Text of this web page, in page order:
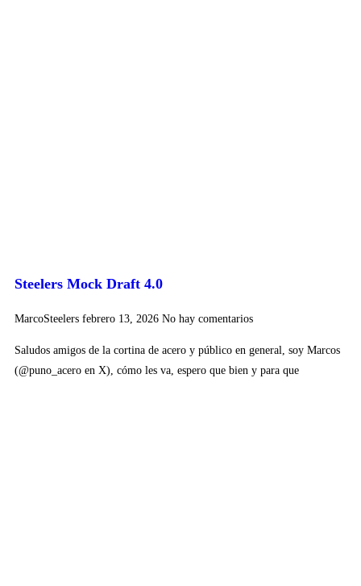
Steelers Mock Draft 4.0
MarcoSteelers febrero 13, 2026 No hay comentarios
Saludos amigos de la cortina de acero y público en general, soy Marcos
(@puno_acero en X), cómo les va, espero que bien y para que